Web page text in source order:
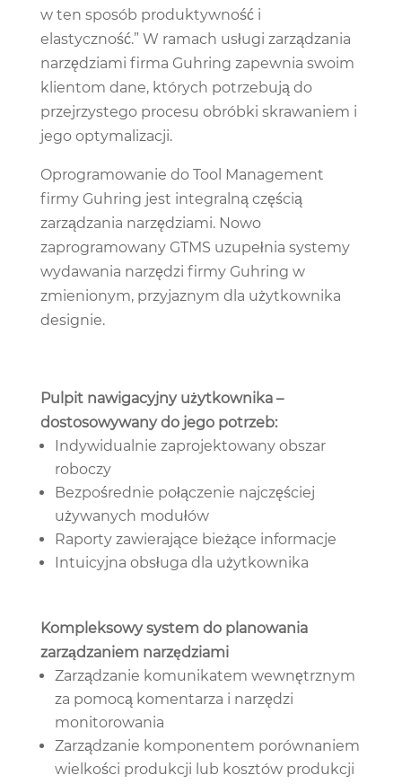
w ten sposób produktywność i
elastyczność.” W ramach usługi zarządzania
narzędziami firma Guhring zapewnia swoim
klientom dane, których potrzebują do
przejrzystego procesu obróbki skrawaniem i
jego optymalizacji.
Oprogramowanie do Tool Management
firmy Guhring jest integralną częścią
zarządzania narzędziami. Nowo
zaprogramowany GTMS uzupełnia systemy
wydawania narzędzi firmy Guhring w
zmienionym, przyjaznym dla użytkownika
designie.
Pulpit nawigacyjny użytkownika –
dostosowywany do jego potrzeb:
Indywidualnie zaprojektowany obszar
roboczy
Bezpośrednie połączenie najczęściej
używanych modułów
Raporty zawierające bieżące informacje
Intuicyjna obsługa dla użytkownika
Kompleksowy system do planowania
zarządzaniem narzędziami
Zarządzanie komunikatem wewnętrznym
za pomocą komentarza i narzędzi
monitorowania
Zarządzanie komponentem porównaniem
wielkości produkcji lub kosztów produkcji